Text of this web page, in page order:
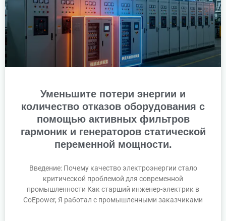
Уменьшите потери энергии и
количество отказов оборудования с
помощью активных фильтров
гармоник и генераторов статической
переменной мощности.
Введение: Почему качество электроэнергии стало
критической проблемой для современной
промышленности Как старший инженер-электрик в
CoEpower, Я работал с промышленными заказчиками